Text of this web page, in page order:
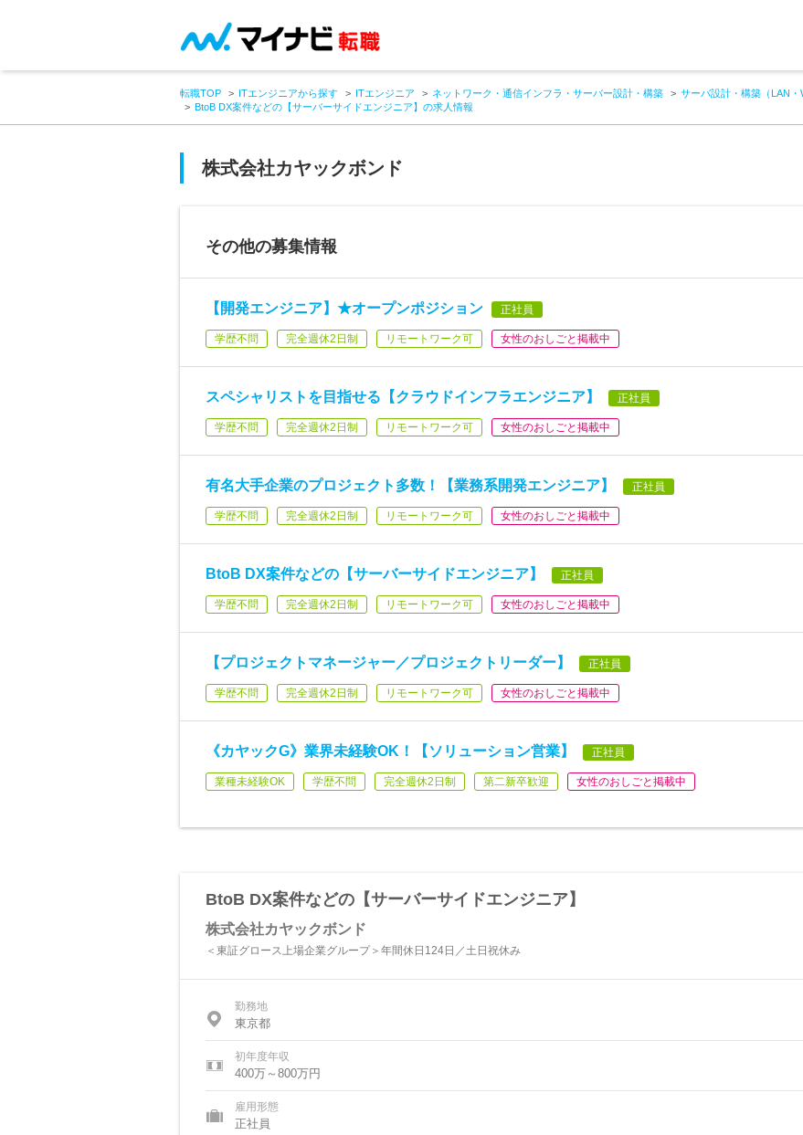
転職TOP ITエンジニアから探す ITエンジニア ネットワーク・通信インフラ・サーバー設計・構築 サーバ設計・構築（LAN・
BtoB DX案件などの【サーバーサイドエンジニア】の求人情報
株式会社カヤックボンド
その他の募集情報
【開発エンジニア】★オープンポジション 正社員
学歴不問 完全週休2日制 リモートワーク可 女性のおしごと掲載中
スペシャリストを目指せる【クラウドインフラエンジニア】 正社員
学歴不問 完全週休2日制 リモートワーク可 女性のおしごと掲載中
有名大手企業のプロジェクト多数！【業務系開発エンジニア】 正社員
学歴不問 完全週休2日制 リモートワーク可 女性のおしごと掲載中
BtoB DX案件などの【サーバーサイドエンジニア】 正社員
学歴不問 完全週休2日制 リモートワーク可 女性のおしごと掲載中
【プロジェクトマネージャー／プロジェクトリーダー】 正社員
学歴不問 完全週休2日制 リモートワーク可 女性のおしごと掲載中
《カヤックG》業界未経験OK！【ソリューション営業】 正社員
業種未経験OK 学歴不問 完全週休2日制 第二新卒歓迎 女性のおしごと掲載中
BtoB DX案件などの【サーバーサイドエンジニア】
株式会社カヤックボンド
＜東証グロース上場企業グループ＞年間休日124日／土日祝休み
勤務地
東京都
初年度年収
400万～800万円
雇用形態
正社員